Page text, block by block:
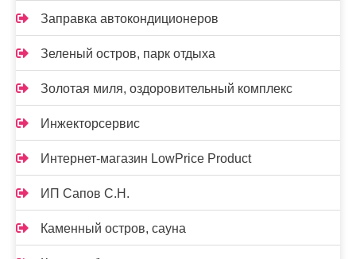
Заправка автокондиционеров
Зеленый остров, парк отдыха
Золотая миля, оздоровительный комплекс
Инжекторсервис
Интернет-магазин LowPrice Product
ИП Сапов С.Н.
Каменный остров, сауна